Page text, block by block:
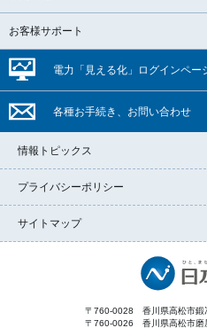
お客様サポート
電力「見える化」 ログインペー
各種お手続き、 お問い合わせ
情報トピックス
プライバシーポリシー
サイトマップ
〒760-0028 香川県高松市鍛
〒760-0026 香川県高松市磨